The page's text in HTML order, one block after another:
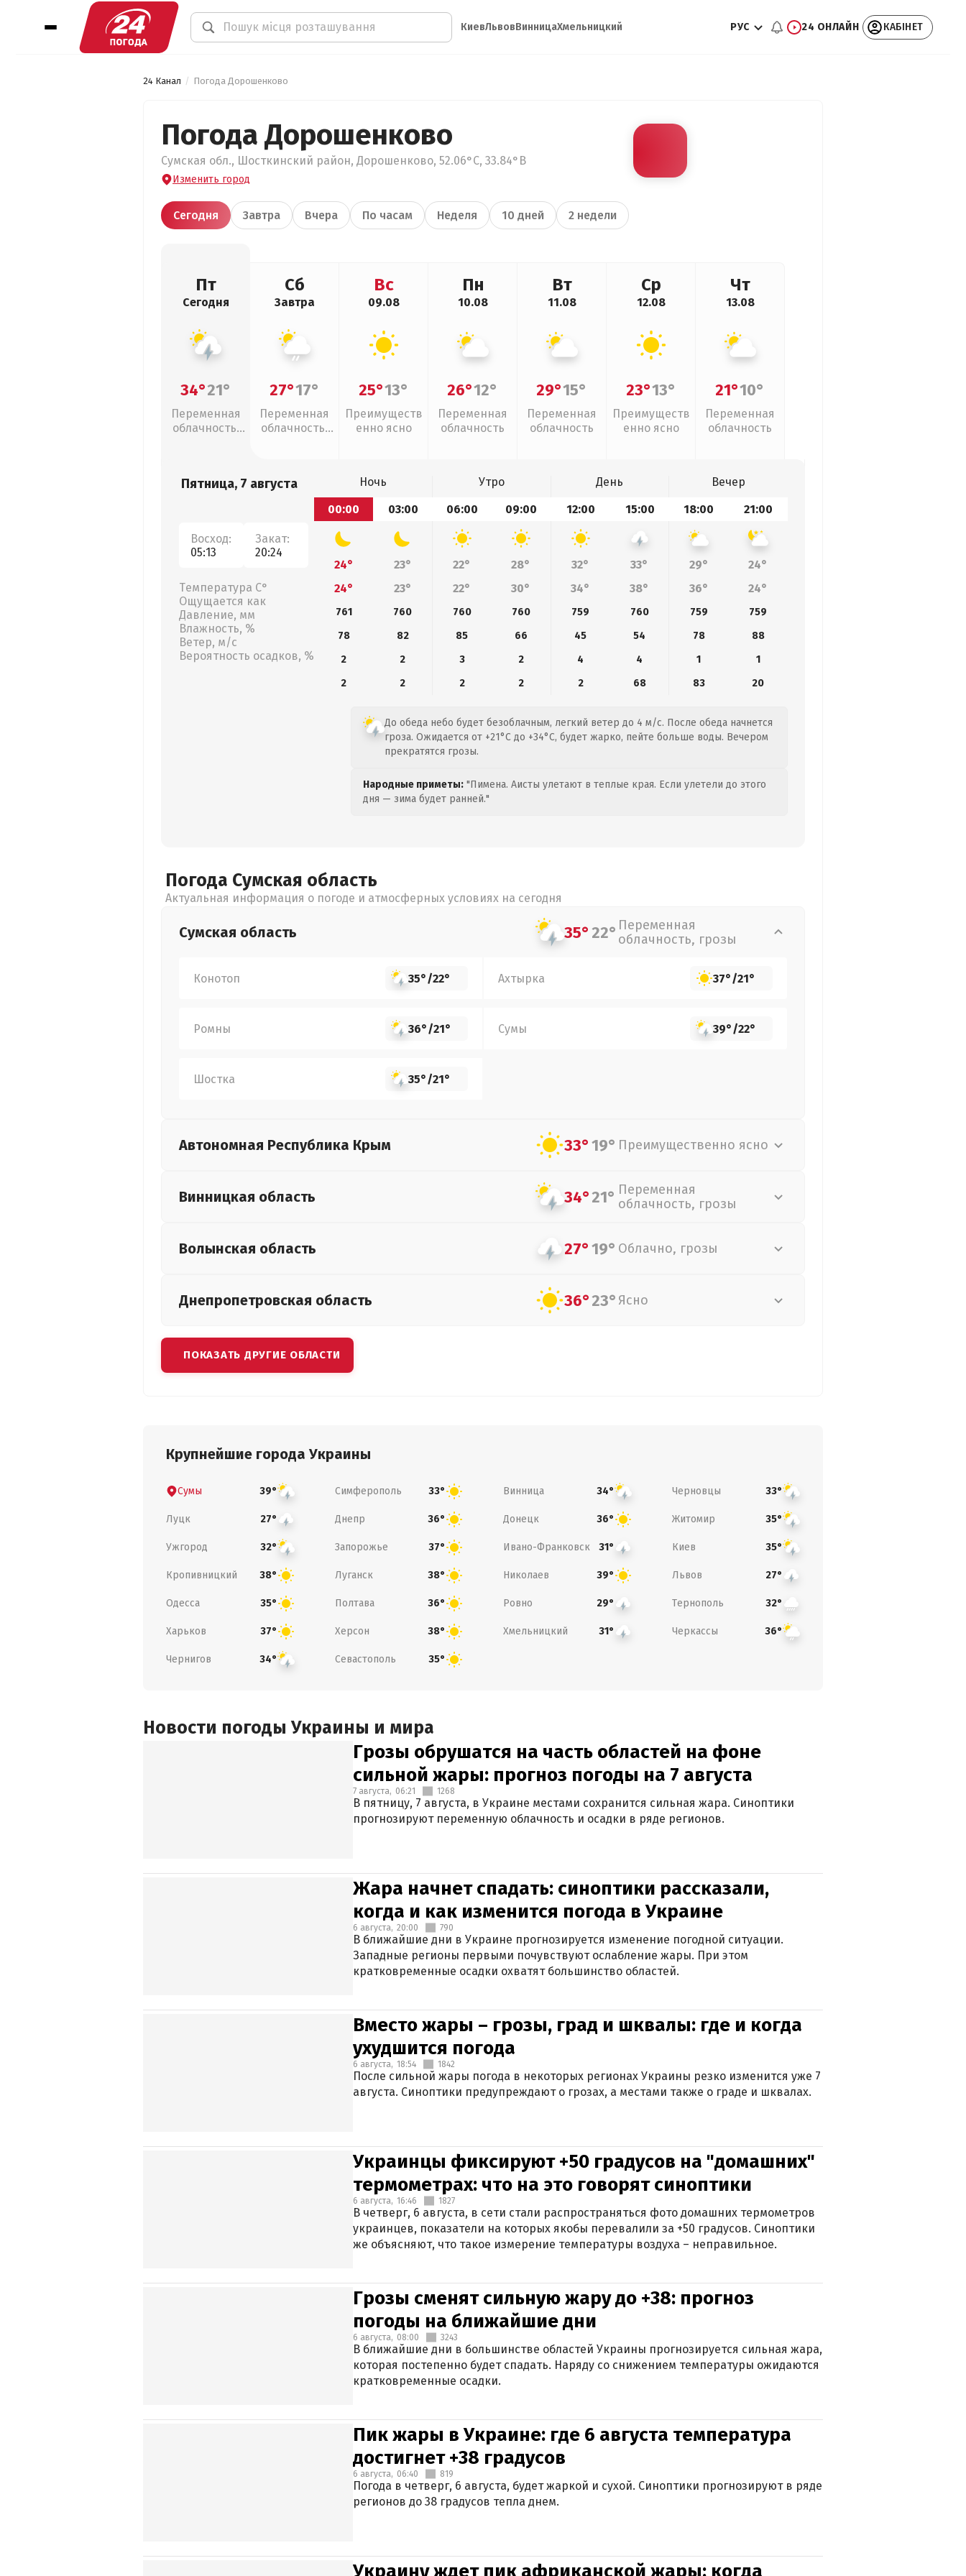
КиевЛьвовВинницаХмельницкий РУС 24 ОНЛАЙН КАБІНЕТ
24 Канал Погода Дорошенково
Погода Дорошенково
Сумская обл., Шосткинский район, Дорошенково, 52.06°С, 33.84°В
Изменить город
Сегодня Завтра Вчера По часам Неделя 10 дней 2 недели
Пт
Сегодня
34°21°
Переменная
облачность,
Сб
Завтра
27°17°
Переменная
облачность,
Вс
09.08
25°13°
Преимуществ
енно ясно
Пн
10.08
26°12°
Переменная
облачность
Вт
11.08
29°15°
Переменная
облачность
Ср
12.08
23°13°
Преимуществ
енно ясно
Чт
13.08
21°10°
Переменная
облачность
Пятница, 7 августа
Восход:
05:13
Закат:
20:24
Температура С°
Ощущается как
Давление, мм
Влажность, %
Ветер, м/с
Вероятность осадков, %
Ночь Утро День
Вечер
00:00
03:00 06:00 09:00 12:00 15:00 18:00 21:00
24° 23° 22° 28° 32° 33° 29°
24°
24°
23° 22° 30° 34° 38° 36° 24°
761 760 760 760 759 760 759
759
78
82 85 66 45 54 78
88
2
2 3 2 4 4 1
1
2
2 2 2 2 68 83 20
До обеда небо будет безоблачным, легкий ветер до 4 м/с. После обеда начнется
гроза. Ожидается от +21°C до +34°C, будет жарко, пейте больше воды. Вечером
прекратятся грозы.
Народные приметы: "Пимена. Аисты улетают в теплые края. Если улетели до этого
дня — зима будет ранней."
Погода Сумская область
Актуальная информация о погоде и атмосферных условиях на сегодня
Сумская область 35°22° Переменная
облачность, грозы
Конотоп 35°/22° Ахтырка 37°/21°
Ромны 36°/21° Сумы 39°/22°
Шостка 35°/21°
Автономная Республика Крым 33°19° Преимущественно ясно
Винницкая область 34°21° Переменная
облачность, грозы
Волынская область 27°19° Облачно, грозы
Днепропетровская область 36°23° Ясно
ПОКАЗАТЬ ДРУГИЕ ОБЛАСТИ
Крупнейшие города Украины
Сумы 39° Симферополь 33° Винница 34° Черновцы 33°
Луцк 27° Днепр 36° Донецк 36° Житомир 35°
Ужгород 32° Запорожье 37° Ивано-Франковск 31° Киев 35°
Кропивницкий 38° Луганск 38° Николаев 39° Львов 27°
Одесса 35° Полтава 36° Ровно 29° Тернополь 32°
Харьков 37° Херсон 38° Хмельницкий 31° Черкассы 36°
Чернигов 34° Севастополь 35°
Новости погоды Украины и мира
Грозы обрушатся на часть областей на фоне
сильной жары: прогноз погоды на 7 августа
7 августа, 06:21 1268
В пятницу, 7 августа, в Украине местами сохранится сильная жара. Синоптики
прогнозируют переменную облачность и осадки в ряде регионов.
Жара начнет спадать: синоптики рассказали,
когда и как изменится погода в Украине
6 августа, 20:00 790
В ближайшие дни в Украине прогнозируется изменение погодной ситуации.
Западные регионы первыми почувствуют ослабление жары. При этом
кратковременные осадки охватят большинство областей.
Вместо жары – грозы, град и шквалы: где и когда
ухудшится погода
6 августа, 18:54 1842
После сильной жары погода в некоторых регионах Украины резко изменится уже 7
августа. Синоптики предупреждают о грозах, а местами также о граде и шквалах.
Украинцы фиксируют +50 градусов на "домашних"
термометрах: что на это говорят синоптики
6 августа, 16:46 1827
В четверг, 6 августа, в сети стали распространяться фото домашних термометров
украинцев, показатели на которых якобы перевалили за +50 градусов. Синоптики
же объясняют, что такое измерение температуры воздуха – неправильное.
Грозы сменят сильную жару до +38: прогноз
погоды на ближайшие дни
6 августа, 08:00 3243
В ближайшие дни в большинстве областей Украины прогнозируется сильная жара,
которая постепенно будет спадать. Наряду со снижением температуры ожидаются
кратковременные осадки.
Пик жары в Украине: где 6 августа температура
достигнет +38 градусов
6 августа, 06:40 819
Погода в четверг, 6 августа, будет жаркой и сухой. Синоптики прогнозируют в ряде
регионов до 38 градусов тепла днем.
Украину ждет пик африканской жары: когда